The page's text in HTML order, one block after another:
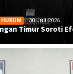
HUKUM 30 Juli 2026
Timur Soroti